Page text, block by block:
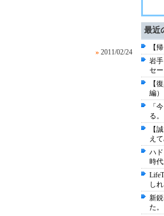
» 2011/02/24
最近
【
岩
セー
【
編）
「
る。
【
えて
ハ
時代
しれ
新
た。